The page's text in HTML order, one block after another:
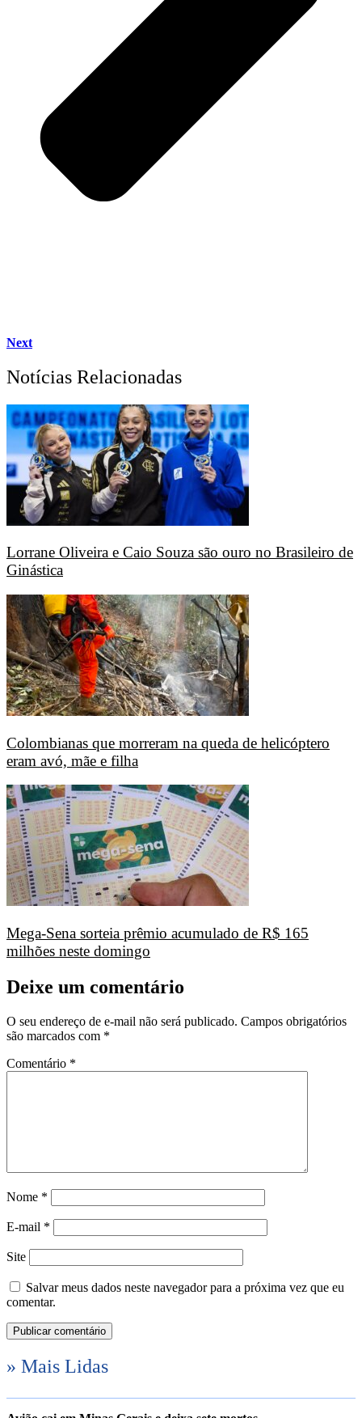
Next
Notícias Relacionadas
Lorrane Oliveira e Caio Souza são ouro no Brasileiro de
Ginástica
Colombianas que morreram na queda de helicóptero
eram avó, mãe e filha
Mega-Sena sorteia prêmio acumulado de R$ 165
milhões neste domingo
Deixe um comentário
O seu endereço de e-mail não será publicado. Campos obrigatórios
são marcados com *
Comentário *
Nome *
E-mail *
Site
Salvar meus dados neste navegador para a próxima vez que eu
comentar.
» Mais Lidas